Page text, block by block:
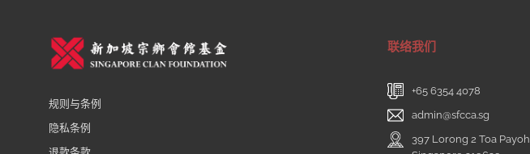
规则与条例
隐私条例
联络我们
+65 6354 4078
admin@sfcca.sg
397 Lorong 2 Toa Payoh